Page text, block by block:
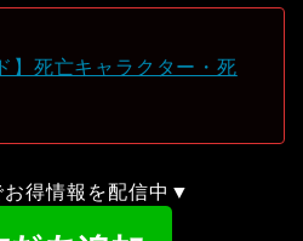
】死亡キャラクター・死
得情報を配信中▼